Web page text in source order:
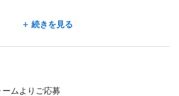
ッフとお客様の関係性も10年前とは大きく
変化しています。
続きを見る
ムよりご応募